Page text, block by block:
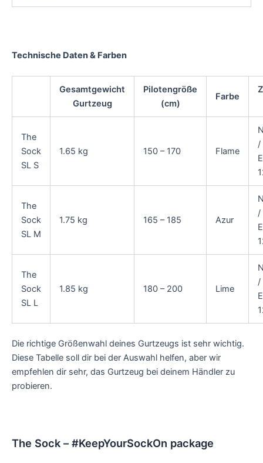
Technische Daten & Farben
Gesamtgewicht
Gurtzeug
Pilotengröße
(cm)
Farbe
The
Sock
SL S
1.65 kg 150 – 170 Flame
/
The
Sock
SL M
1.75 kg 165 – 185 Azur
/
The
Sock
SL L
1.85 kg 180 – 200 Lime
/
Die richtige Größenwahl deines Gurtzeugs ist sehr wichtig.
Diese Tabelle soll dir bei der Auswahl helfen, aber wir
empfehlen dir sehr, das Gurtzeug bei deinem Händler zu
probieren.
The Sock – #KeepYourSockOn package